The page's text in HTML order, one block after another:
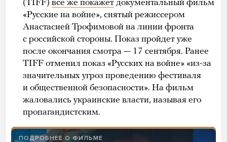
(TIFF) все же покажет документальный фильм
«Русские на войне», снятый режиссером
Анастасией Трофимовой на линии фронта
с российской стороны. Показ пройдет уже
после окончания смотра — 17 сентября. Ранее
TIFF отменил показ «Русских на войне» «из-за
значительных угроз проведению фестиваля
и общественной безопасности». На фильм
жаловались украинские власти, называя его
пропагандистским.
ПОДРОБНЕЕ О ФИЛЬМЕ